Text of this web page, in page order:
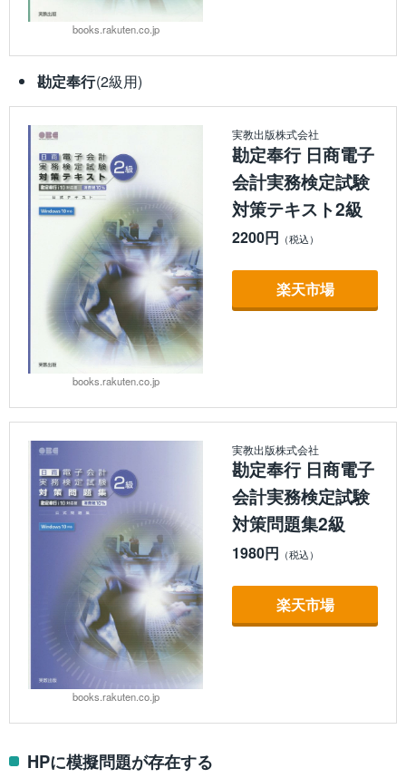
books.rakuten.co.jp
勘定奉行(2級用)
books.rakuten.co.jp
実教出版株式会社
勘定奉行 日商電子
会計実務検定試験
対策テキスト2級
2200円
楽天市場
books.rakuten.co.jp
実教出版株式会社
勘定奉行 日商電子
会計実務検定試験
対策問題集2級
1980円
楽天市場
HPに模擬問題が存在する